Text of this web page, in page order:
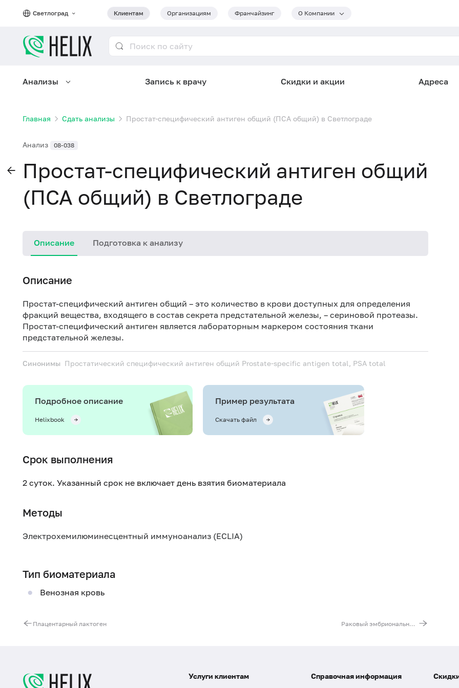
Светлоград Клиентам Организациям Франчайзинг О Компании
Анализы Запись к врачу Скидки и акции Адреса
Главная Сдать анализы Простат-специфический антиген общий (ПСА общий) в Светлограде
Анализ 08-038
Простат-специфический антиген общий
(ПСА общий) в Светлограде
Описание Подготовка к анализу
Описание
Простат-специфический антиген общий – это количество в крови доступных для определения
фракций вещества, входящего в состав секрета предстательной железы, – сериновой протеазы.
Простат-специфический антиген является лабораторным маркером состояния ткани
предстательной железы.
Синонимы Простатический специфический антиген общий Prostate-specific antigen total, PSA total
Подробное описание
Helixbook
Пример результата
Скачать файл
Срок выполнения
2 суток. Указанный срок не включает день взятия биоматериала
Методы
Электрохемилюминесцентный иммуноанализ (ECLIA)
Тип биоматериала
Венозная кровь
Плацентарный лактоген Раковый эмбриональный антиген (РЭА)
У
Услуги клиентам Справочная информация